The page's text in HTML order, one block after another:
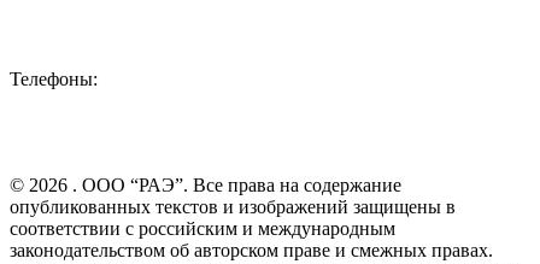
Телефоны:
© 2026 . ООО “РАЭ”. Все права на содержание
опубликованных текстов и изображений защищены в
соответствии с российским и международным
законодательством об авторском праве и смежных правах.